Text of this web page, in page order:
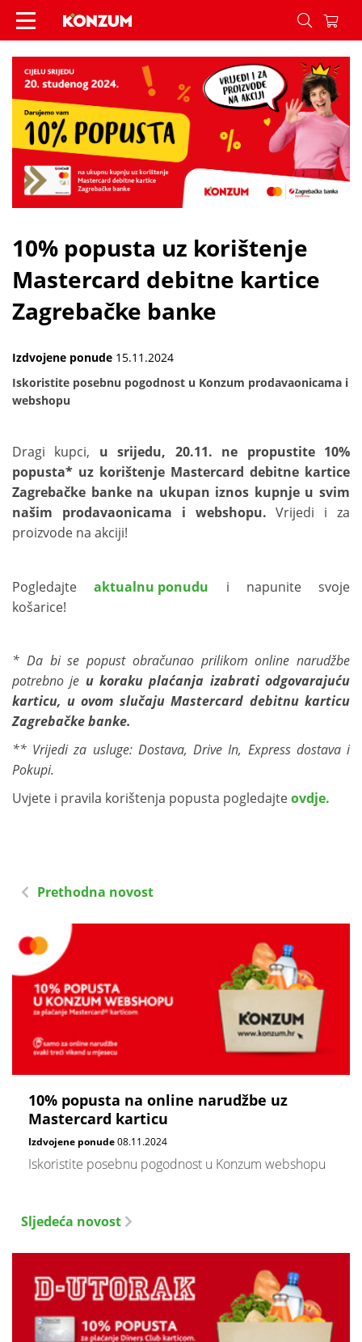
10% popusta uz korištenje Mastercard debitne
10% popusta uz korištenje
Mastercard debitne kartice
Zagrebačke banke
Izdvojene ponude 15.11.2024
Iskoristite posebnu pogodnost u Konzum prodavaonicama i
webshopu
Dragi kupci, u srijedu, 20.11. ne propustite 10%
popusta* uz korištenje Mastercard debitne kartice
Zagrebačke banke na ukupan iznos kupnje u svim
našim prodavaonicama i webshopu.Vrijedi i za
proizvode na akciji!
Pogledajteaktualnu ponudu i napunite svoje
košarice!
* Da bi se popust obračunao prilikom online narudžbe
potrebno je u koraku plaćanja izabrati odgovarajuću
karticu, u ovom slučaju Mastercard debitnu karticu
Zagrebačke banke.
** Vrijedi za usluge: Dostava, Drive In, Express dostava i
Pokupi.
Uvjete i pravila korištenja popusta pogledajteovdje.
Prethodna novost
10% popusta na online narudžbe uz
Mastercard karticu
Izdvojene ponude08.11.2024
Iskoristite posebnu pogodnost u Konzum webshopu
Sljedeća novost